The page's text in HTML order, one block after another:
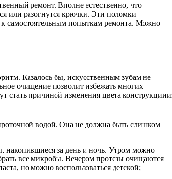
ремонт. Вполне естественно, что
или разогнутся крючки. Эти поломки
самостоятельным попыткам ремонта. Можно
Казалось бы, искусственным зубам не
очищение позволит избежать многих
причиной изменения цвета
водой. Она не должна быть слишком
накопившиеся за день и ночь. Утром можно
все микробы. Вечером протезы очищаются
но можно воспользоваться детской;